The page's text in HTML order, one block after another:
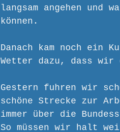
langsam angehen und
können.
Danach kam noch ein
Wetter dazu, dass
Gestern fuhren wir
schöne Strecke zur
immer über die
So müssen wir halt